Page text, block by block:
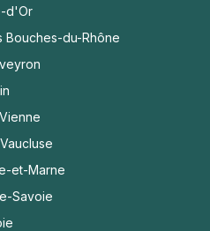
d'Or
Bouches-du-Rhône
et-Marne
Savoie